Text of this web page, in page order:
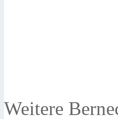
Weitere